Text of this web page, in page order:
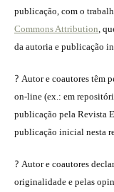
publicação, com o
Commons Attribution ,
da autoria e publicação
? Autor e coautores têm
on-line (ex.: em
publicação pela Revista
publicação inicial nesta
? Autor e coautores
originalidade e pelas